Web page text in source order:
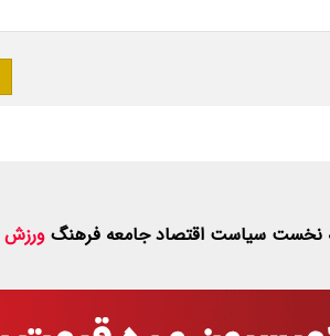
نخست سیاست اقتصادجامعه فرهنگ ورزش